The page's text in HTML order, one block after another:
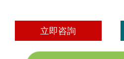
立即咨詢